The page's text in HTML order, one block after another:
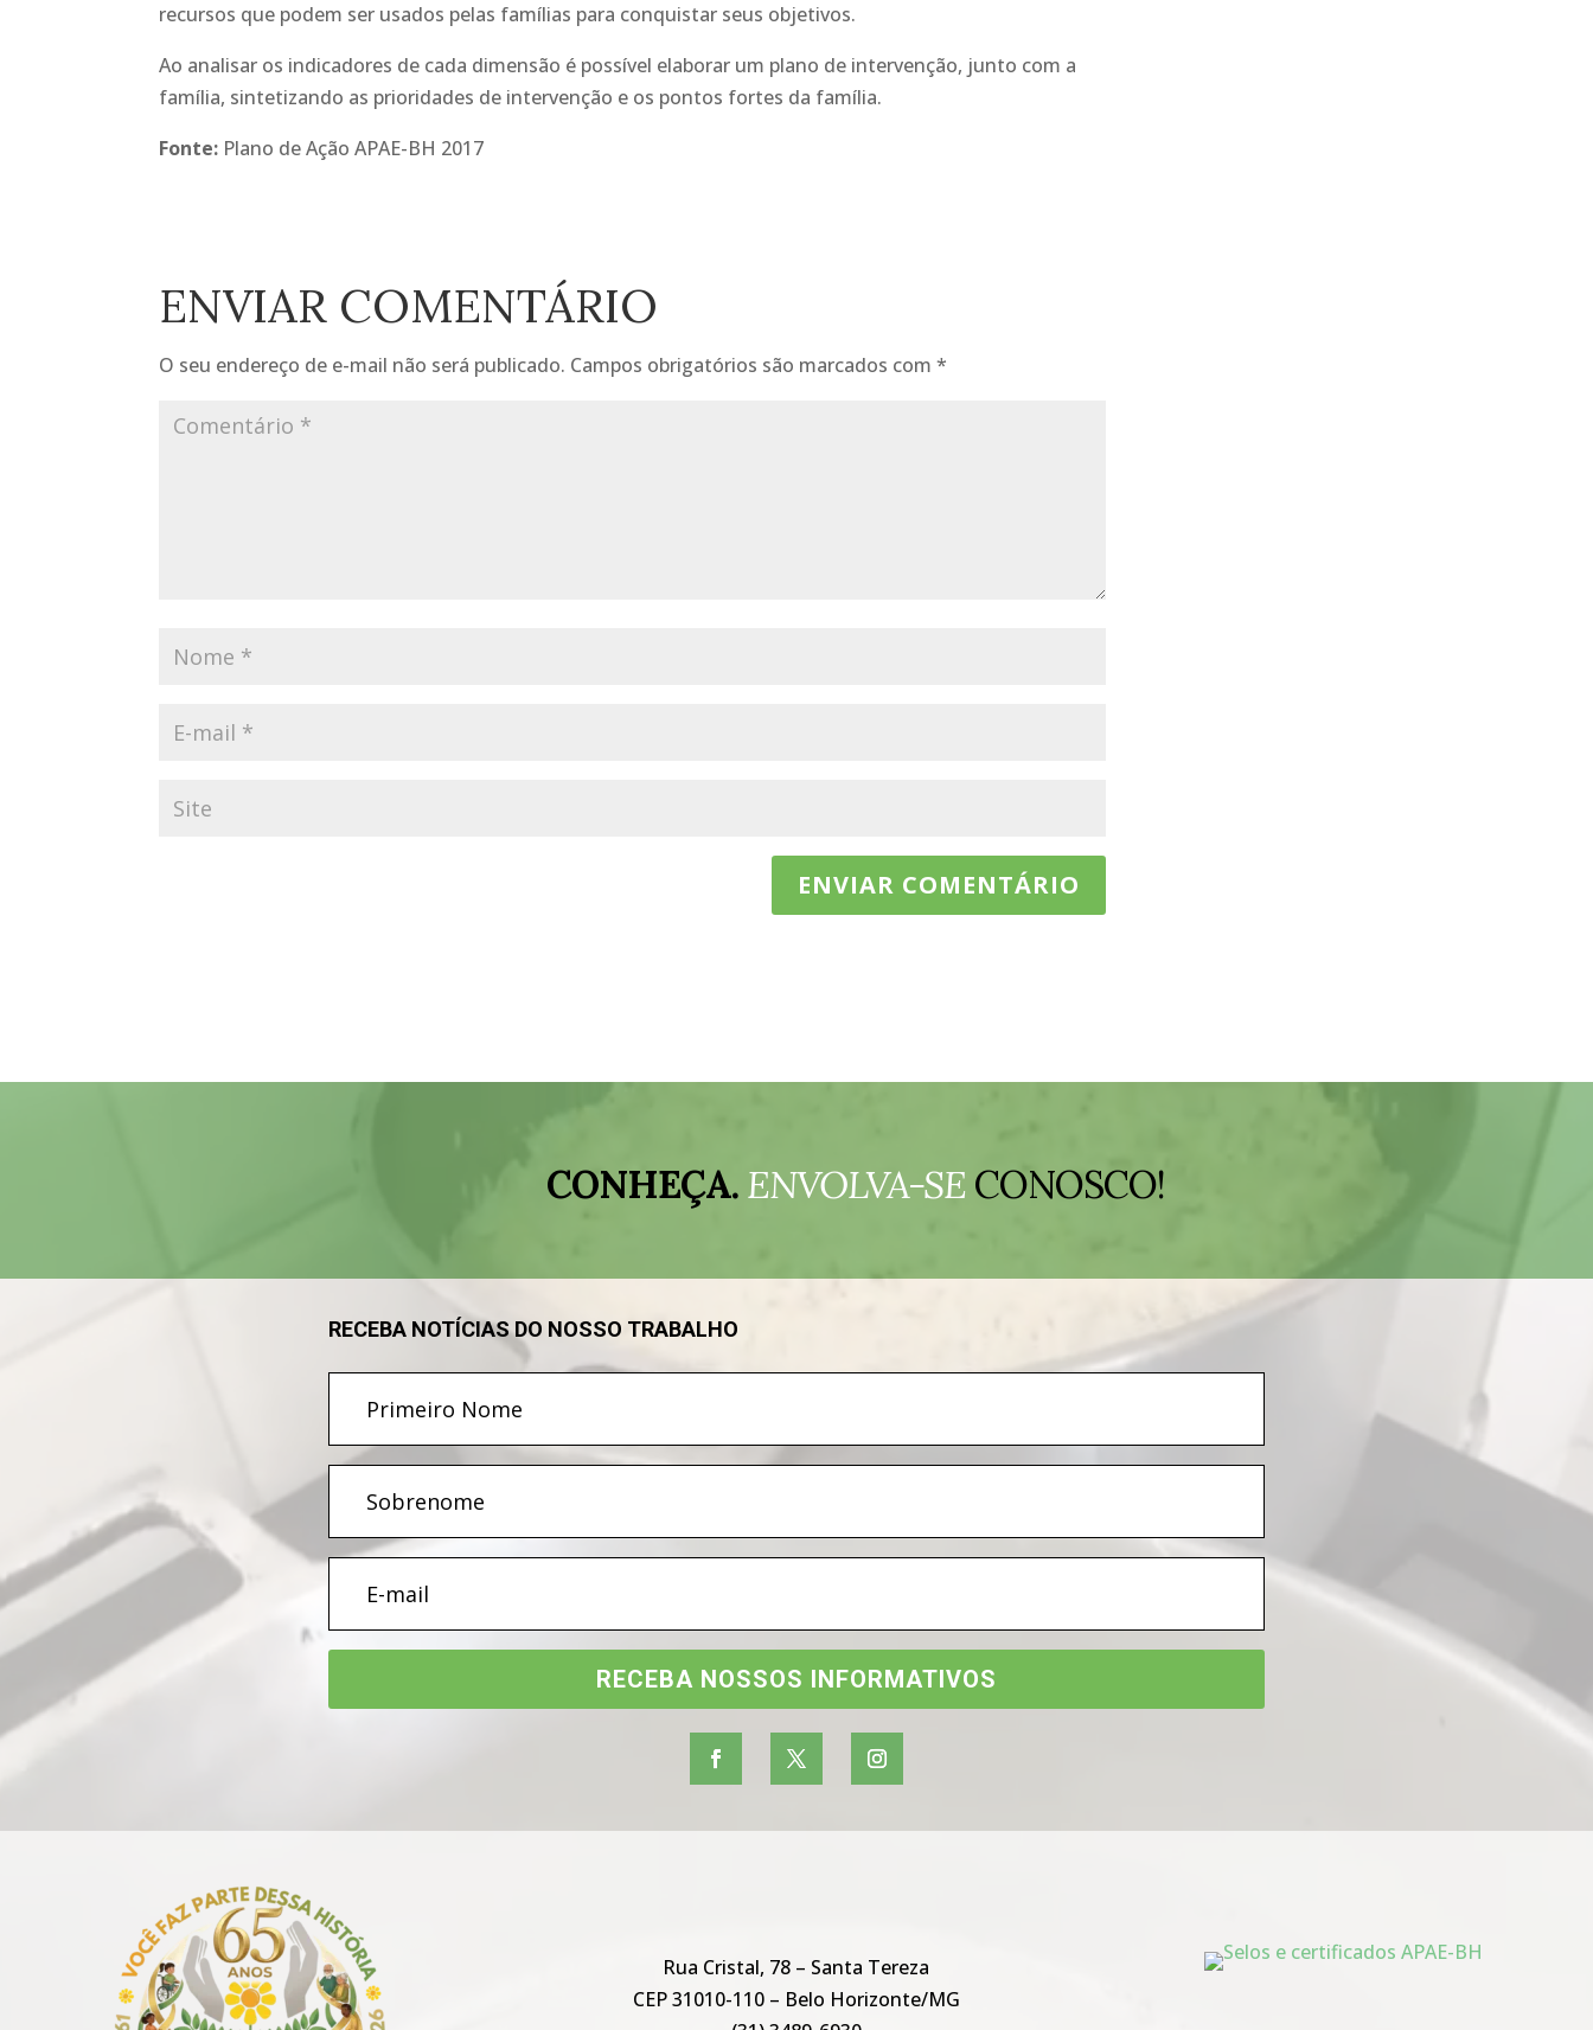
recursos que podem ser usados pelas famílias para conquistar seus objetivos.
Ao analisar os indicadores de cada dimensão é possível elaborar um plano de intervenção, junto com a
família, sintetizando as prioridades de intervenção e os pontos fortes da família.
Fonte: Plano de Ação APAE-BH 2017
ENVIAR COMENTÁRIO
O seu endereço de e-mail não será publicado. Campos obrigatórios são marcados com*
CONHEÇA.ENVOLVA-SE CONOSCO!
RECEBA NOTÍCIAS DO NOSSO TRABALHO
RECEBA NOSSOS INFORMATIVOS
Rua Cristal, 78 – Santa Tereza
CEP 31010-110 – Belo Horizonte/MG